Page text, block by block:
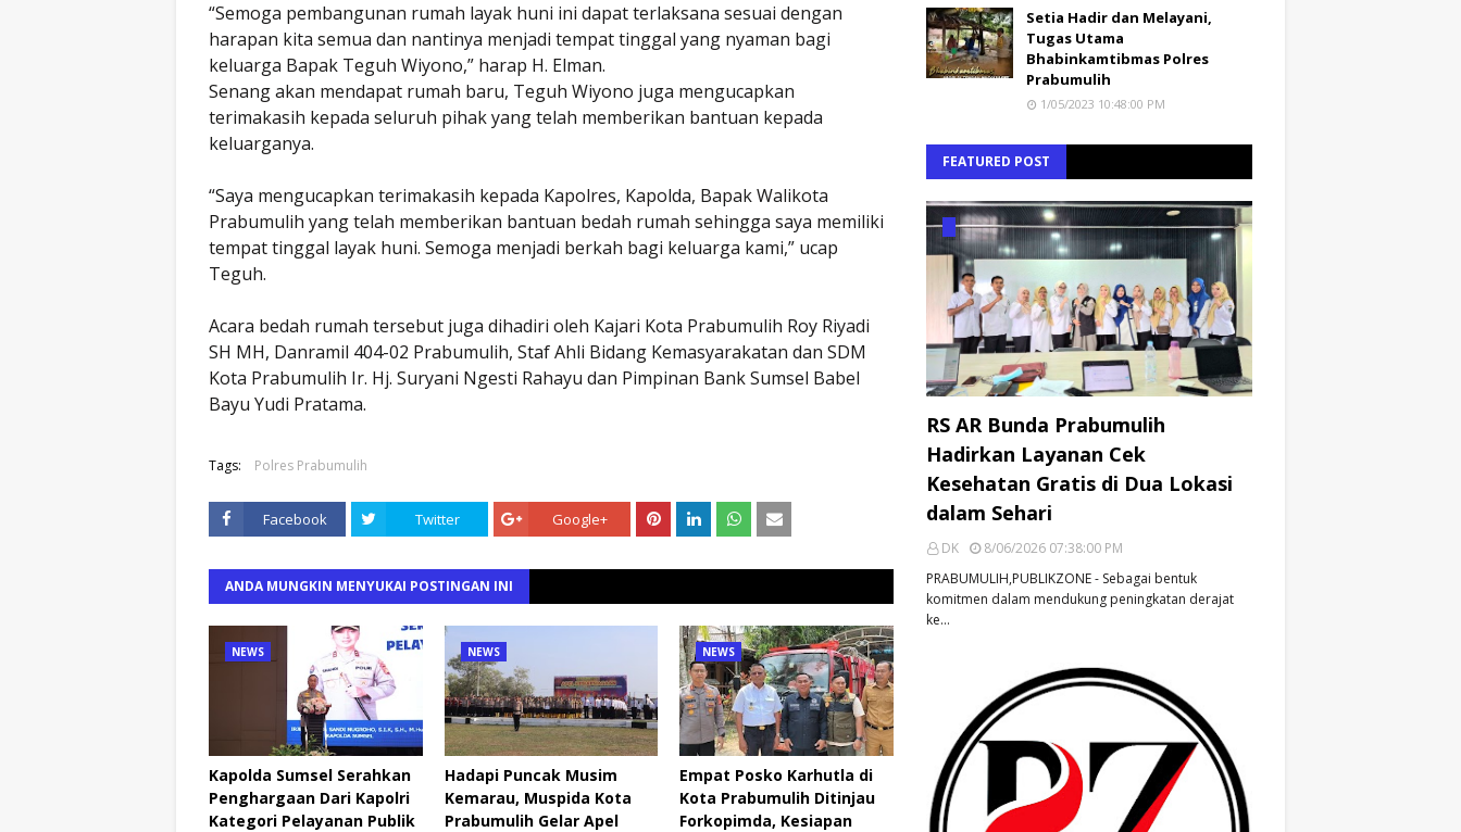
“Semoga pembangunan rumah layak huni ini dapat terlaksana sesuai dengan
harapan kita semua dan nantinya menjadi tempat tinggal yang nyaman bagi
keluarga Bapak Teguh Wiyono,” harap H. Elman.
Senang akan mendapat rumah baru, Teguh Wiyono juga mengucapkan
terimakasih kepada seluruh pihak yang telah memberikan bantuan kepada
keluarganya.
“Saya mengucapkan terimakasih kepada Kapolres, Kapolda, Bapak Walikota
Prabumulih yang telah memberikan bantuan bedah rumah sehingga saya memiliki
tempat tinggal layak huni. Semoga menjadi berkah bagi keluarga kami,” ucap
Teguh.
Acara bedah rumah tersebut juga dihadiri oleh Kajari Kota Prabumulih Roy Riyadi
SH MH, Danramil 404-02 Prabumulih, Staf Ahli Bidang Kemasyarakatan dan SDM
Kota Prabumulih Ir. Hj. Suryani Ngesti Rahayu dan Pimpinan Bank Sumsel Babel
Bayu Yudi Pratama.
Tags: Polres Prabumulih
Facebook Twitter Google+
ANDA MUNGKIN MENYUKAI POSTINGAN INI
NEWS
Kapolda Sumsel Serahkan
Penghargaan Dari Kapolri
Kategori Pelayanan Publik
NEWS
Hadapi Puncak Musim
Kemarau, Muspida Kota
Prabumulih Gelar Apel
NEWS
Empat Posko Karhutla di
Kota Prabumulih Ditinjau
Forkopimda, Kesiapan
Setia Hadir dan Melayani,
Tugas Utama
Bhabinkamtibmas Polres
Prabumulih
1/05/2023 10:48:00 PM
FEATURED POST
RS AR Bunda Prabumulih
Hadirkan Layanan Cek
Kesehatan Gratis di Dua Lokasi
dalam Sehari
DK
8/06/2026 07:38:00 PM
PRABUMULIH,PUBLIKZONE - Sebagai bentuk
komitmen dalam mendukung peningkatan derajat
ke…